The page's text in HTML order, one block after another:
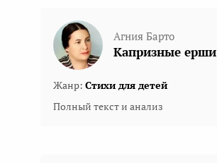
Агния Барто
Капризные ерши
Жанр: Стихи для детей
Полный текст и анализ